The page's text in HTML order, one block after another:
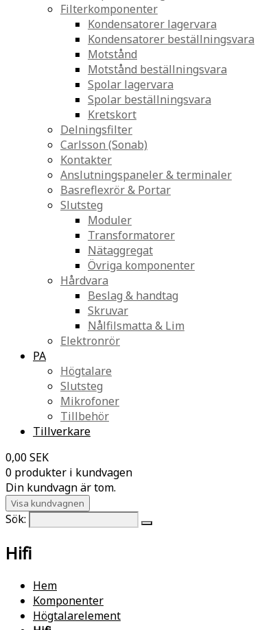
Filterkomponenter
Kondensatorer lagervara
Kondensatorer beställningsvara
Motstånd
Motstånd beställningsvara
Spolar lagervara
Spolar beställningsvara
Kretskort
Delningsfilter
Carlsson (Sonab)
Kontakter
Anslutningspaneler & terminaler
Basreflexrör & Portar
Slutsteg
Moduler
Transformatorer
Nätaggregat
Övriga komponenter
Hårdvara
Beslag & handtag
Skruvar
Nålfilsmatta & Lim
Elektronrör
PA
Högtalare
Slutsteg
Mikrofoner
Tillbehör
Tillverkare
0,00 SEK
0 produkter i kundvagen
Din kundvagn är tom.
Visa kundvagnen
Sök:
Hifi
Hem
Komponenter
Högtalarelement